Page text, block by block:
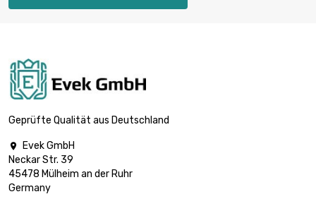
Länge : 1 Meter
Durchmesser : 0.12mm
Geprüfte Qualität aus Deutschland

Evek GmbH
Neckar Str. 39
45478 Mülheim an der Ruhr
Germany